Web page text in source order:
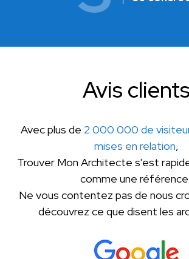
Avis clients
Avec plus de 2 000 000 de
mises en relation,
Trouver Mon Architecte s'est
comme une référence
Ne vous contentez pas de nous
découvrez ce que disent les